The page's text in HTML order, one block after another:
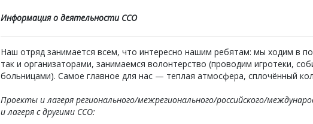
Информация о деятельности ССО
Наш отряд занимается всем, что интересно нашим ребятам: мы ходим в
так и организаторами, занимаемся волонтерство (проводим игротеки,
больницами). Самое главное для нас — теплая атмосфера, сплочённый
Проекты и лагеря регионального/межрегионального/российского/
и лагеря с другими ССО: